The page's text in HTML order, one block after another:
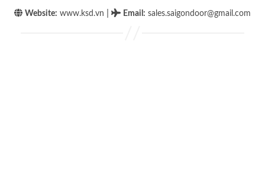
Website: www.ksd.vn Email : sales.saigondoor@gmail.com